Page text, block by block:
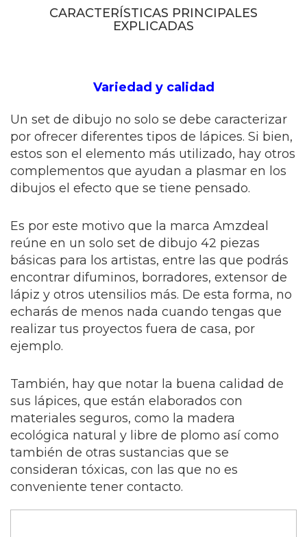
CARACTERÍSTICAS PRINCIPALES
EXPLICADAS
Variedad y calidad
Un set de dibujo no solo se debe caracterizar
por ofrecer diferentes tipos de lápices. Si bien,
estos son el elemento más utilizado, hay otros
complementos que ayudan a plasmar en los
dibujos el efecto que se tiene pensado.
Es por este motivo que la marca Amzdeal
reúne en un solo set de dibujo 42 piezas
básicas para los artistas, entre las que podrás
encontrar difuminos, borradores, extensor de
lápiz y otros utensilios más. De esta forma, no
echarás de menos nada cuando tengas que
realizar tus proyectos fuera de casa, por
ejemplo.
También, hay que notar la buena calidad de
sus lápices, que están elaborados con
materiales seguros, como la madera
ecológica natural y libre de plomo así como
también de otras sustancias que se
consideran tóxicas, con las que no es
conveniente tener contacto.